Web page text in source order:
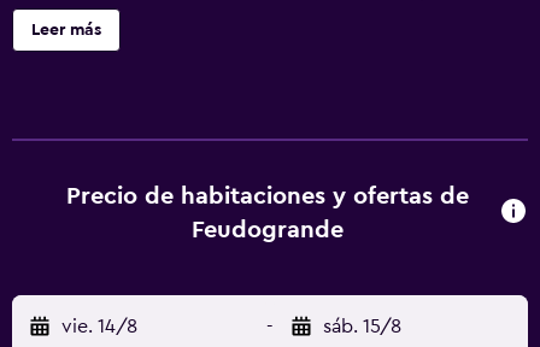
turística y para la compra de entradas. Feudogrande
Agriturismo ofrece 7 alojamientos con minibar y máquina
almohada. Se ofrece una televisión de pantalla plana de 32
pulgadas con canales por satélite de suscripción. Los
personal gratuitos. Este bed and breakfast en Fiumefreddo
di Sicilia ofrece acceso a Internet por cable gratuito. Los
Leer más
Precio de habitaciones y ofertas de
Feudogrande
vie. 14/8 - sáb. 15/8